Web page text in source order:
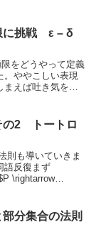
に挑戦 ε – δ
限をどうやって定義
。ややこしい表現
えば吐き気をも
ているだろうか
の2 トートロ
則も導いていきま
語反復まず
\rightarrow
分集合の法則